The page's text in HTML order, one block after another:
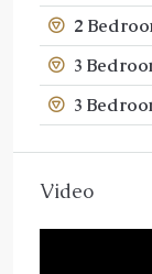
2
3
3
Video